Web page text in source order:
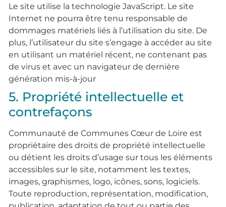
Le site utilise la technologie JavaScript. Le site
Internet ne pourra être tenu responsable de
dommages matériels liés à l’utilisation du site. De
plus, l’utilisateur du site s’engage à accéder au site
en utilisant un matériel récent, ne contenant pas
de virus et avec un navigateur de dernière
génération mis-à-jour
5. Propriété intellectuelle et
contrefaçons
Communauté de Communes Cœur de Loire est
propriétaire des droits de propriété intellectuelle
ou détient les droits d’usage sur tous les éléments
accessibles sur le site, notamment les textes,
images, graphismes, logo, icônes, sons, logiciels.
Toute reproduction, représentation, modification,